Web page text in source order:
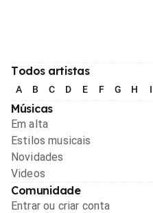
Todos artistas
A B C D E F G H I
Músicas
Em alta
Estilos musicais
Novidades
Videos
Comunidade
Entrar ou criar conta